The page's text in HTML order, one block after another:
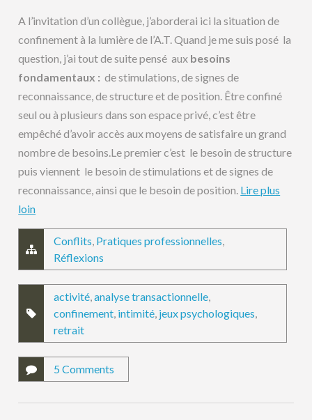
A l’invitation d’un collègue, j’aborderai ici la situation de
confinement à la lumière de l’A.T. Quand je me suis posé la
question, j’ai tout de suite pensé aux besoins
fondamentaux : de stimulations, de signes de
reconnaissance, de structure et de position. Être confiné
seul ou à plusieurs dans son espace privé, c’est être
empêché d’avoir accès aux moyens de satisfaire un grand
nombre de besoins.Le premier c’est le besoin de structure
puis viennent le besoin de stimulations et de signes de
reconnaissance, ainsi que le besoin de position. Lire plus
loin
Conflits, Pratiques professionnelles,
Réflexions
activité,analyse transactionnelle,
confinement, intimité, jeux psychologiques,
retrait
5 Comments